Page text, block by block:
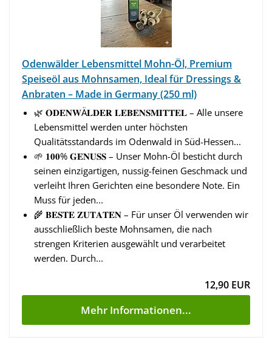
Odenwälder Lebensmittel Mohn-Öl, Premium
Speiseöl aus Mohnsamen, Ideal für Dressings &
Anbraten – Made in Germany (250 ml)
🌿 𝐎𝐃𝐄𝐍𝐖Ä𝐋𝐃𝐄𝐑 𝐋𝐄𝐁𝐄𝐍𝐒𝐌𝐈𝐓𝐓𝐄𝐋 – Alle unsere
Lebensmittel werden unter höchsten
Qualitätsstandards im Odenwald in Süd-Hessen...
🌱 𝟏𝟎𝟎% 𝐆𝐄𝐍𝐔𝐒𝐒 – Unser Mohn-Öl besticht durch
seinen einzigartigen, nussig-feinen Geschmack und
verleiht Ihren Gerichten eine besondere Note. Ein
Muss für jeden...
🌾 𝐁𝐄𝐒𝐓𝐄 𝐙𝐔𝐓𝐀𝐓𝐄𝐍 – Für unser Öl verwenden wir
ausschließlich beste Mohnsamen, die nach
strengen Kriterien ausgewählt und verarbeitet
werden. Durch...
12,90 EUR
Mehr Informationen...